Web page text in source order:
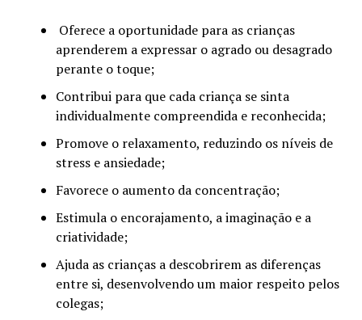
Oferece a oportunidade para as crianças
aprenderem a expressar o agrado ou desagrado
perante o toque;
Contribui para que cada criança se sinta
individualmente compreendida e reconhecida;
Promove o relaxamento, reduzindo os níveis de
stress e ansiedade;
Favorece o aumento da concentração;
Estimula o encorajamento, a imaginação e a
criatividade;
Ajuda as crianças a descobrirem as diferenças
entre si, desenvolvendo um maior respeito pelos
colegas;